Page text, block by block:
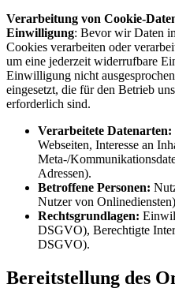
Verarbeitung von Cookie-
Einwilligung: Bevor wir Daten
Cookies verarbeiten oder
um eine jederzeit widerrufbare
Einwilligung nicht
eingesetzt, die für den Betrieb
erforderlich sind.
Verarbeitete Datenarten:
Webseiten, Interesse an
Meta-/
Adressen).
Betroffene Personen:
Nutzer von
Rechtsgrundlagen:
DSGVO), Berechtigte
DSGVO).
Bereitstellung des